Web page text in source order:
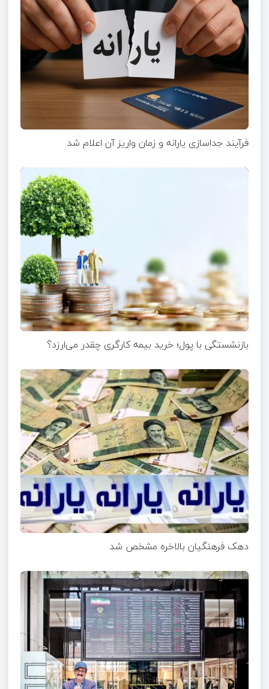
فرآیند جداسازی یارانه و زمان واریز آن اعلام شد
بازنشستگی با پول؛ خرید بیمه کارگری چقدر می‌ارزد؟
دهک فرهنگیان بالاخره مشخص شد